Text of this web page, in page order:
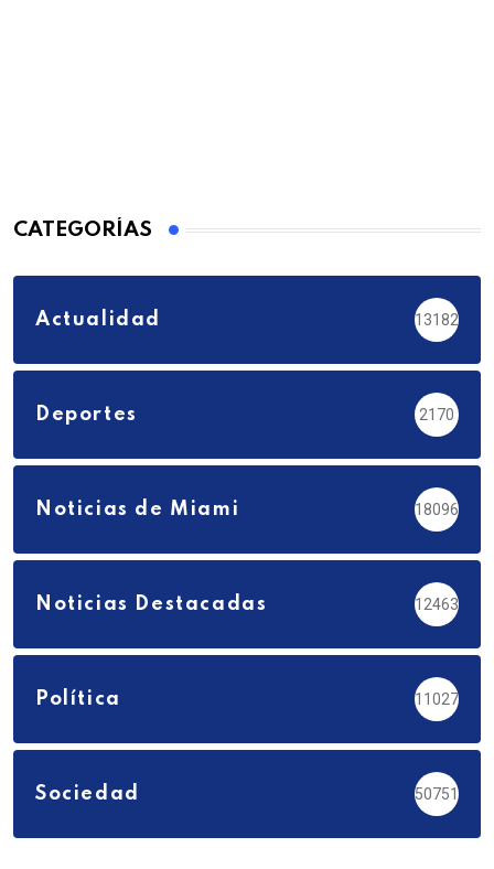
CATEGORÍAS
Actualidad 13182
Deportes 2170
Noticias de Miami 18096
Noticias Destacadas 12463
Política 11027
Sociedad 50751